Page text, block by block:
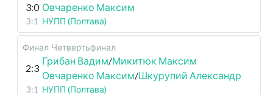
3:0 Овчаренко Максим
3:1 НУПП (Полтава)
Финал Четвертьфинал
2:3
Грибан Вадим/Микитюк Максим
Овчаренко Максим/Шкурупий Александр
3:1 НУПП (Полтава)